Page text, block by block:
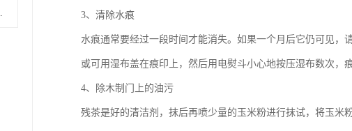
隔音门 3、清除水痕
水痕通常要经过一段时间才能消失。如果一个月后它仍可见，
或可用湿布盖在痕印上，然后用电熨斗小心地按压湿布数次，
4、除木制门上的油污
残茶是好的清洁剂，抹后再喷少量的玉米粉进行抹试，将玉米